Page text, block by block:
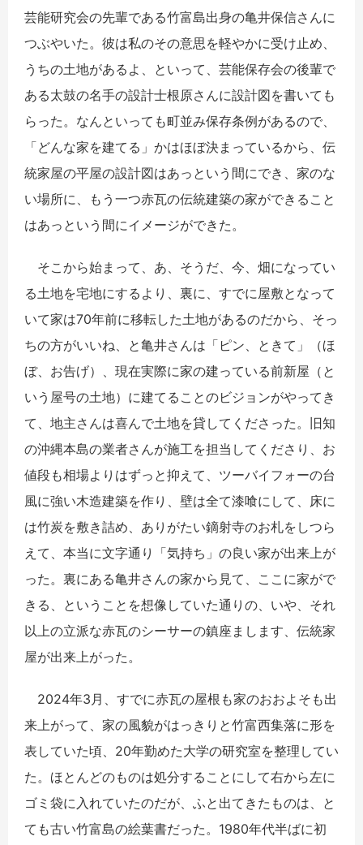
芸能研究会の先輩である竹富島出身の亀井保信さんに
つぶやいた。彼は私のその意思を軽やかに受け止め、
うちの土地があるよ、といって、芸能保存会の後輩で
ある太鼓の名手の設計士根原さんに設計図を書いても
らった。なんといっても町並み保存条例があるので、
「どんな家を建てる」かはほぼ決まっているから、伝
統家屋の平屋の設計図はあっという間にでき、家のな
い場所に、もう一つ赤瓦の伝統建築の家ができること
はあっという間にイメージができた。
そこから始まって、あ、そうだ、今、畑になってい
る土地を宅地にするより、裏に、すでに屋敷となって
いて家は70年前に移転した土地があるのだから、そっ
ちの方がいいね、と亀井さんは「ピン、ときて」（ほ
ぼ、お告げ）、現在実際に家の建っている前新屋（と
いう屋号の土地）に建てることのビジョンがやってき
て、地主さんは喜んで土地を貸してくださった。旧知
の沖縄本島の業者さんが施工を担当してくださり、お
値段も相場よりはずっと抑えて、ツーバイフォーの台
風に強い木造建築を作り、壁は全て漆喰にして、床に
は竹炭を敷き詰め、ありがたい鏑射寺のお札をしつら
えて、本当に文字通り「気持ち」の良い家が出来上が
った。裏にある亀井さんの家から見て、ここに家がで
きる、ということを想像していた通りの、いや、それ
以上の立派な赤瓦のシーサーの鎮座まします、伝統家
屋が出来上がった。
2024年3月、すでに赤瓦の屋根も家のおおよそも出
来上がって、家の風貌がはっきりと竹富西集落に形を
表していた頃、20年勤めた大学の研究室を整理してい
た。ほとんどのものは処分することにして右から左に
ゴミ袋に入れていたのだが、ふと出てきたものは、と
ても古い竹富島の絵葉書だった。1980年代半ばに初